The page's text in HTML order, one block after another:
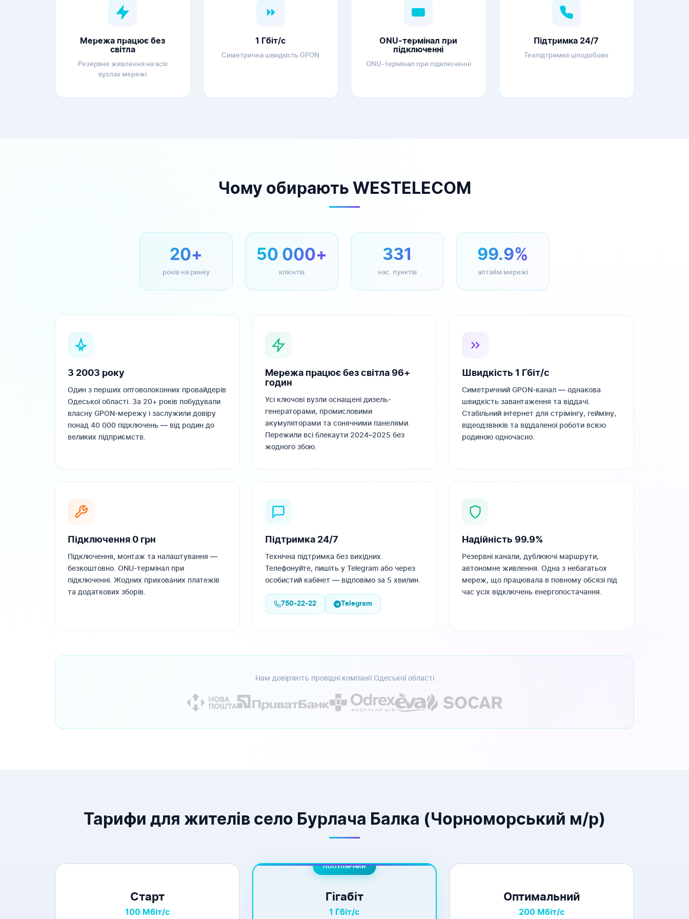
Мережа працює без
світла
Резервне живлення на всіх
вузлах мережі
1 Гбіт/с
Симетрична швидкість GPON
ONU-термінал при
підключенні
ONU-термінал при підключенні
Підтримка 24/7
Техпідтримка цілодобово
Чому обирають WESTELECOM
20+
років на ринку
50 000+
клієнтів
331
нас. пунктів
99.9%
аптайм мережі
З 2003 року
Один з перших оптоволоконних провайдерів
Одеської області. За 20+ років побудували
власну GPON-мережу і заслужили довіру
понад 40 000 підключень — від родин до
великих підприємств.
Мережа працює без світла 96+
годин
Усі ключові вузли оснащені дизель-
генераторами, промисловими
акумуляторами та сонячними панелями.
Пережили всі блекаути 2024–2025 без
жодного збою.
Швидкість 1 Гбіт/с
Симетричний GPON-канал — однакова
швидкість завантаження та віддачі.
Стабільний інтернет для стрімінгу, гейміну,
відеодзвінків та віддаленої роботи всією
родиною одночасно.
Підключення 0 грн
Підключення, монтаж та налаштування —
безкоштовно. ONU-термінал при
підключенні. Жодних прихованих платежів
та додаткових зборів.
Підтримка 24/7
Технічна підтримка без вихідних.
Телефонуйте, пишіть у Telegram або через
особистий кабінет — відповімо за 5 хвилин.
750-22-22 Telegram
Надійність 99.9%
Резервні канали, дублюючі маршрути,
автономне живлення. Одна з небагатьох
мереж, що працювала в повному обсязі під
час усіх відключень енергопостачання.
Нам довіряють провідні компанії Одеської області
Тарифи для жителів село Бурлача Балка (Чорноморський м/р)
Старт
100 Мбіт/с
ПОПУЛЯРНИЙ
Гігабіт
1 Гбіт/с
Оптимальний
200 Мбіт/с